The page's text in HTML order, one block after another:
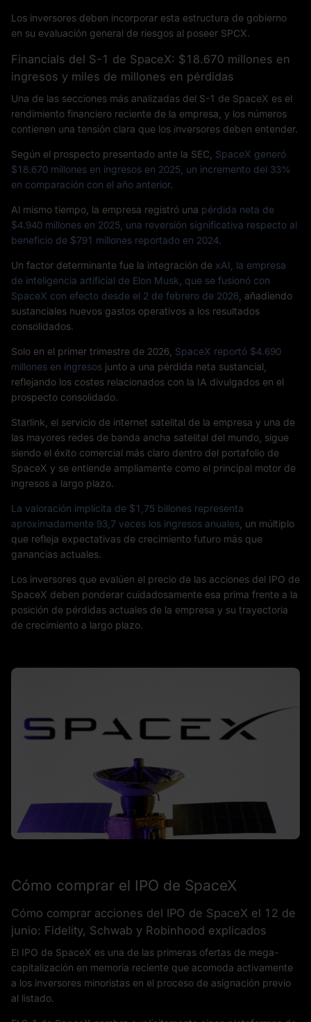
Los inversores deben incorporar esta estructura de gobierno
en su evaluación general de riesgos al poseer SPCX.
Financials del S-1 de SpaceX: $18.670 millones en
ingresos y miles de millones en pérdidas
Una de las secciones más analizadas del S-1 de SpaceX es el
rendimiento financiero reciente de la empresa, y los números
contienen una tensión clara que los inversores deben entender.
Según el prospecto presentado ante la SEC, SpaceX generó
$18.670 millones en ingresos en 2025, un incremento del 33%
en comparación con el año anterior.
Al mismo tiempo, la empresa registró una pérdida neta de
$4.940 millones en 2025, una reversión significativa respecto al
beneficio de $791 millones reportado en 2024.
Un factor determinante fue la integración de xAI, la empresa
de inteligencia artificial de Elon Musk, que se fusionó con
SpaceX con efecto desde el 2 de febrero de 2026 , añadiendo
sustanciales nuevos gastos operativos a los resultados
consolidados.
Solo en el primer trimestre de 2026, SpaceX reportó $4.690
millones en ingresos junto a una pérdida neta sustancial,
reflejando los costes relacionados con la IA divulgados en el
prospecto consolidado.
Starlink, el servicio de internet satelital de la empresa y una de
las mayores redes de banda ancha satelital del mundo, sigue
siendo el éxito comercial más claro dentro del portafolio de
SpaceX y se entiende ampliamente como el principal motor de
ingresos a largo plazo.
La valoración implícita de $1,75 billones representa
aproximadamente 93,7 veces los ingresos anuales , un múltiplo
que refleja expectativas de crecimiento futuro más que
ganancias actuales.
Los inversores que evalúen el precio de las acciones del IPO de
SpaceX deben ponderar cuidadosamente esa prima frente a la
posición de pérdidas actuales de la empresa y su trayectoria
de crecimiento a largo plazo.
Cómo comprar el IPO de SpaceX
Cómo comprar acciones del IPO de SpaceX el 12 de
junio: Fidelity, Schwab y Robinhood explicados
El IPO de SpaceX es una de las primeras ofertas de mega-
capitalización en memoria reciente que acomoda activamente
a los inversores minoristas en el proceso de asignación previo
al listado.